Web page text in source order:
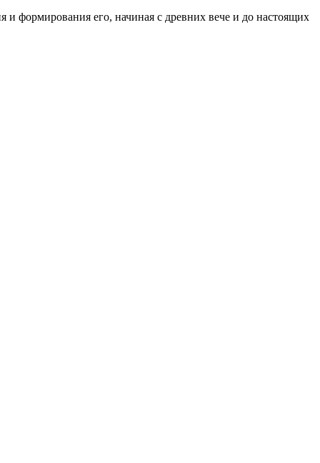
формирования его, начиная с древних вече и до настоящих